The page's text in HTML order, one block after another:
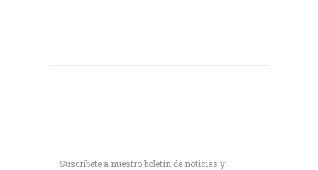
Suscríbete a nuestro boletín de noticias y